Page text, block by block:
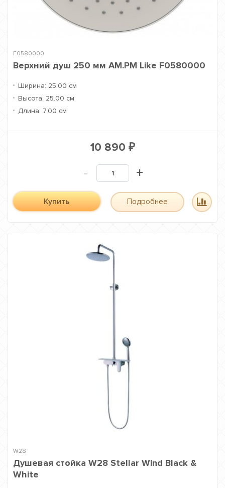
F0580000
Верхний душ 250 мм AM.PM Like F0580000
Ширина: 25.00 см
Высота: 25.00 см
Длина: 7.00 см
10 890 ₽
- +
Купить Подробнее
W28
Душевая стойка W28 Stellar Wind Black &
White